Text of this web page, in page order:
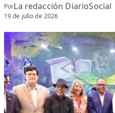
PorLa redacción DiarioSocial
19 de julio de 2026